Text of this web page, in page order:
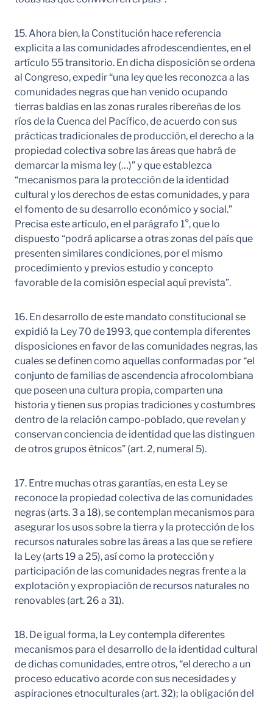
15. Ahora bien, la Constitución hace referencia
explicita a las comunidades afrodescendientes, en el
artículo 55 transitorio. En dicha disposición se ordena
al Congreso, expedir “una ley que les reconozca a las
comunidades negras que han venido ocupando
tierras baldías en las zonas rurales ribereñas de los
ríos de la Cuenca del Pacífico, de acuerdo con sus
prácticas tradicionales de producción, el derecho a la
propiedad colectiva sobre las áreas que habrá de
demarcar la misma ley (…)” y que establezca
“mecanismos para la protección de la identidad
cultural y los derechos de estas comunidades, y para
el fomento de su desarrollo económico y social.”
Precisa este artículo, en el parágrafo 1°, que lo
dispuesto “podrá aplicarse a otras zonas del país que
presenten similares condiciones, por el mismo
procedimiento y previos estudio y concepto
favorable de la comisión especial aquí prevista”.
16. En desarrollo de este mandato constitucional se
expidió la Ley 70 de 1993, que contempla diferentes
disposiciones en favor de las comunidades negras, las
cuales se definen como aquellas conformadas por “el
conjunto de familias de ascendencia afrocolombiana
que poseen una cultura propia, comparten una
historia y tienen sus propias tradiciones y costumbres
dentro de la relación campo-poblado, que revelan y
conservan conciencia de identidad que las distinguen
de otros grupos étnicos” (art. 2, numeral 5).
17. Entre muchas otras garantías, en esta Ley se
reconoce la propiedad colectiva de las comunidades
negras (arts. 3 a 18), se contemplan mecanismos para
asegurar los usos sobre la tierra y la protección de los
recursos naturales sobre las áreas a las que se refiere
la Ley (arts 19 a 25), así como la protección y
participación de las comunidades negras frente a la
explotación y expropiación de recursos naturales no
renovables (art. 26 a 31).
18. De igual forma, la Ley contempla diferentes
mecanismos para el desarrollo de la identidad cultural
de dichas comunidades, entre otros, “el derecho a un
proceso educativo acorde con sus necesidades y
aspiraciones etnoculturales (art. 32); la obligación del